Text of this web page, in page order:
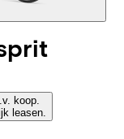
koop.
leasen.